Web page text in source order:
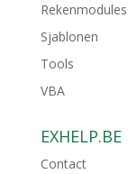
Rekenmodules
Sjablonen
Tools
VBA
EXHELP.BE
Contact